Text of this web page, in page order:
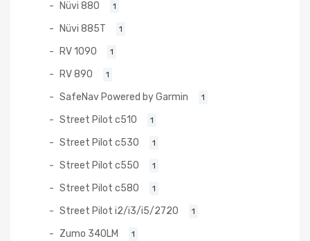
Nüvi 880 1
Nüvi 885T 1
RV 1090 1
RV 890 1
SafeNav Powered by Garmin 1
Street Pilot c510 1
Street Pilot c530 1
Street Pilot c550 1
Street Pilot c580 1
Street Pilot i2/i3/i5/2720 1
Zumo 340LM 1